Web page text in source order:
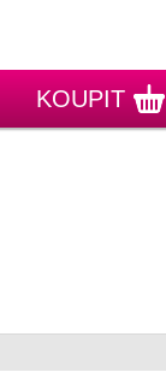
KOUPIT